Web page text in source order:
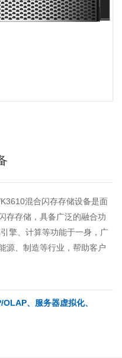
混合闪存存储设备是面
存存储，具备广泛的融合功
擎、计算等功能于一身，广
源、制造等行业，帮助客户
、服务器虚拟化、